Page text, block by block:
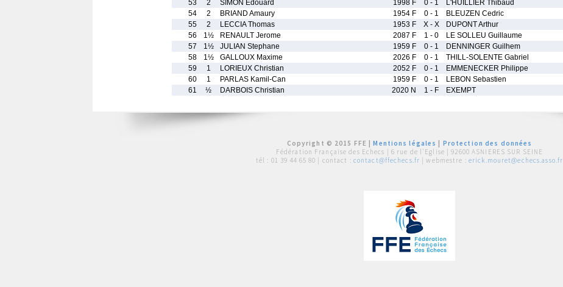
53
2 SIMON Edouard 1998 F 0 - 1 L'HUILLIER Thibaud
54
2 BRIAND Amaury 1954 F 0 - 1 BLEUZEN Cedric
55
2 LECCIA Thomas 1953 F X - X DUPONT Arthur
56
1½ RENAULT Jerome 2087 F 1 - 0 LE SOLLEU Guillaume
57
1½ JULIAN Stephane 1959 F 0 - 1 DENNINGER Guilhem
58
1½ GALLOUX Maxime 2026 F 0 - 1 THILL-SOLENTE Gabriel
59
1 LORIEUX Christian 2052 F 0 - 1 EMMENECKER Philippe
60
1 PARLAS Kamil-Can 1959 F 0 - 1 LEBON Sebastien
61
½ DARBOIS Christian 2020 N 1 - F EXEMPT
Copyright © 2015 FFE |Mentions légales
Protection des données
Fédération Française des Echecs | 6 rue de l'Eglise | 92600 ASNIERES SUR SEINE
tél : 01 39 44 65 80 | contact : contact@ffechecs.fr | webmestre : erick.mouret@echecs.asso.fr